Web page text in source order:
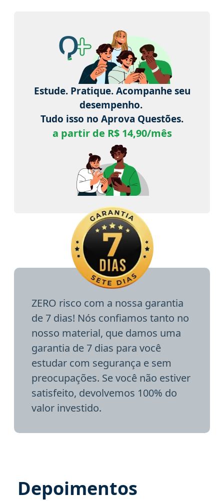
Estude. Pratique. Acompanhe seu
desempenho.
Tudo isso no Aprova Questões.
a partir de R$ 14,90/mês
ZERO risco com a nossa garantia
de 7 dias! Nós confiamos tanto no
nosso material, que damos uma
garantia de 7 dias para você
estudar com segurança e sem
preocupações. Se você não estiver
satisfeito, devolvemos 100% do
valor investido.
Depoimentos